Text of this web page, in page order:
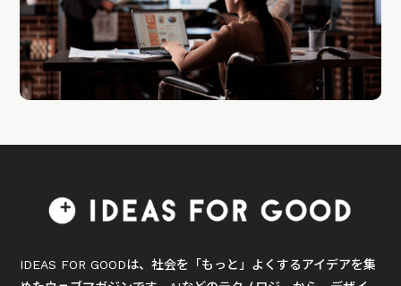
IDEAS FOR GOODは、社会を「もっと」よくするアイデアを集